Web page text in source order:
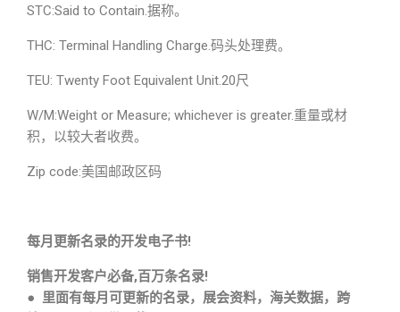
STC:Said to Contain.据称。
THC: Terminal Handling Charge.码头处理费。
TEU: Twenty Foot Equivalent Unit.20尺
W/M:Weight or Measure; whichever is greater.重量或材
积，以较大者收费。
Zip code:美国邮政区码
每月更新名录的开发电子书!
销售开发客户必备,百万条名录!
● 里面有每月可更新的名录，展会资料，海关数据，跨